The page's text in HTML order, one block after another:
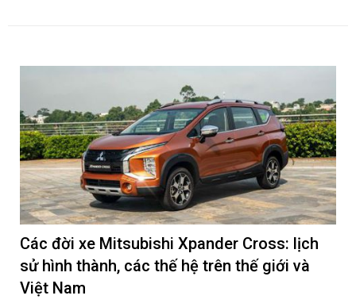
Các đời xe Mitsubishi Xpander Cross: lịch
sử hình thành, các thế hệ trên thế giới và
Việt Nam